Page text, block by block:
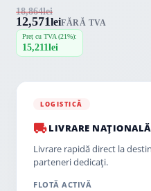
18,864lei
12,571leiFĂRĂ TVA
Preț cu TVA (21%):
15,211lei
LOGISTICĂ
LIVRARE NAȚIONALĂ
Livrare rapidă direct la
parteneri dedicați.
FLOTĂ ACTIVĂ